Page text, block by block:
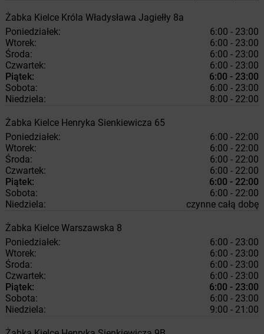
Żabka Kielce Króla Władysława Jagiełły 8a
Poniedziałek:
6:00 - 23:00
Wtorek:
6:00 - 23:00
Środa:
6:00 - 23:00
Czwartek:
6:00 - 23:00
Piątek:
6:00 - 23:00
Sobota:
6:00 - 23:00
Niedziela:
8:00 - 22:00
Żabka Kielce Henryka Sienkiewicza 65
Poniedziałek:
6:00 - 22:00
Wtorek:
6:00 - 22:00
Środa:
6:00 - 22:00
Czwartek:
6:00 - 22:00
Piątek:
6:00 - 22:00
Sobota:
6:00 - 22:00
Niedziela:
czynne całą dobę
Żabka Kielce Warszawska 8
Poniedziałek:
6:00 - 23:00
Wtorek:
6:00 - 23:00
Środa:
6:00 - 23:00
Czwartek:
6:00 - 23:00
Piątek:
6:00 - 23:00
Sobota:
6:00 - 23:00
Niedziela:
9:00 - 21:00